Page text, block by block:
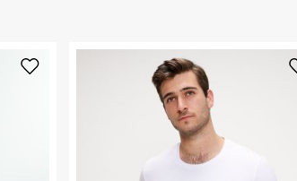
על גבי החבילה
באתר בלבד